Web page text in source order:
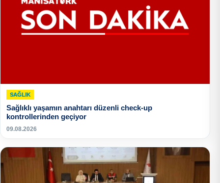
SAĞLIK
Sağlıklı yaşamın anahtarı düzenli check-up
kontrollerinden geçiyor
09.08.2026